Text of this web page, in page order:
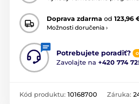
Doprava zdarma od 123,96
Možnosti doručenia ›
Potrebujete poradiť?
Zavolajte na +420 774
Kód produktu: 10168700 Záruka: